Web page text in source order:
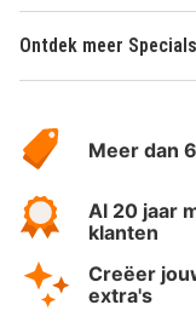
Ontdek meer Specials
HotelSpecials
Meer dan
Al 20 jaar
klanten
Creëer
extra's